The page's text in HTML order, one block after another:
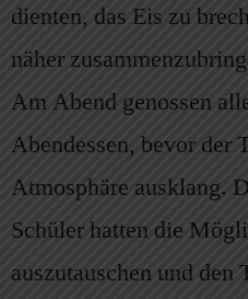
dienten, das Eis zu
näher
Am Abend genossen
Abendessen, bevor der
Atmosphäre ausklang.
Schüler hatten die
auszutauschen und den